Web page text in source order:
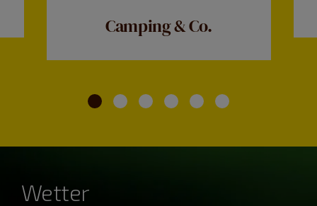
Camping & Co.
Wetter